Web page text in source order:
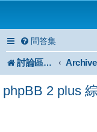
問答集
討論區首頁
phpBB 2 plus